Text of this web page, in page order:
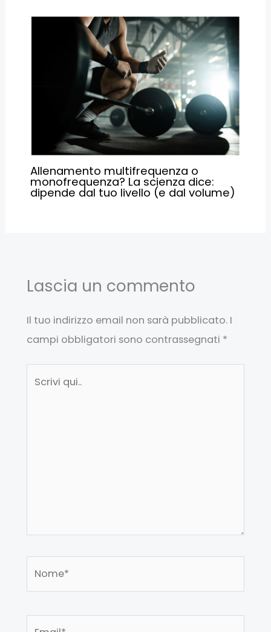
Allenamento multifrequenza o
monofrequenza? La scienza dice:
dipende dal tuo livello (e dal volume)
Lascia un commento
Il tuo indirizzo email non sarà pubblicato. I
campi obbligatori sono contrassegnati *